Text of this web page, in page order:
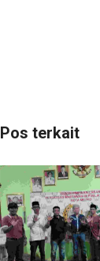
Pos terkait